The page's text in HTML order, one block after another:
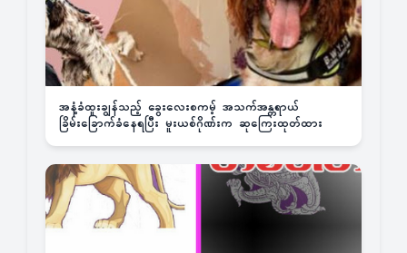
အနံ့ခံထူးချွန်သည့် ခွေးလေးစကမ့် အသက်အန္တရာယ်
ခြိမ်းခြောက်ခံနေရပြီး မူးယစ်ဂိုဏ်းက ဆုကြေးထုတ်ထား